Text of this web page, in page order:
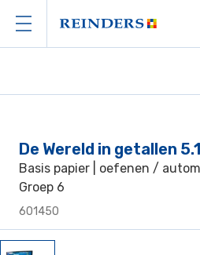
De Wereld in getallen
Basis papier | oefenen /
Groep 6
601450